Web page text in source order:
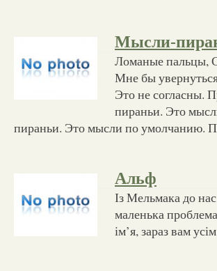
Мысли-
Ломаные пальцы,
Мне бы
Это не согласны.
пираньи. Это
пираньи. Это мысли по умолчанию.
Альф
Із Мельмака до
маленька
ім’я, зараз вам